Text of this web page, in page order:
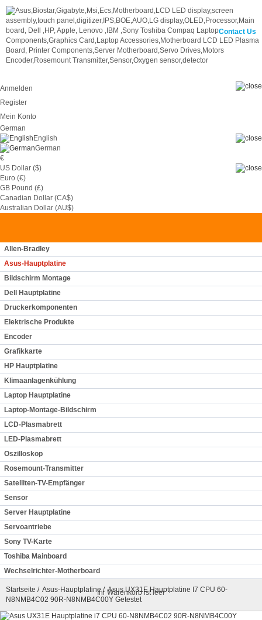
Anmelden
Register
Mein Konto
German
English
German
€
US Dollar ($)
Euro (€)
GB Pound (£)
Canadian Dollar (CA$)
Australian Dollar (AU$)
Contact Us
Allen-Bradley
Asus-Hauptplatine
Bildschirm Montage
Dell Hauptplatine
Druckerkomponenten
Elektrische Produkte
Encoder
Grafikkarte
HP Hauptplatine
Klimaanlagenkühlung
Laptop Hauptplatine
Laptop-Montage-Bildschirm
LCD-Plasmabrett
LED-Plasmabrett
Oszilloskop
Rosemount-Transmitter
Satelliten-TV-Empfänger
Sensor
Server Hauptplatine
Servoantriebe
Sony TV-Karte
Toshiba Mainboard
Wechselrichter-Motherboard
Ihr Warenkorb ist leer
Startseite / Asus-Hauptplatine/ Asus UX31E Hauptplatine I7 CPU 60-
N8NMB4C02 90R-N8NMB4C00Y Getestet